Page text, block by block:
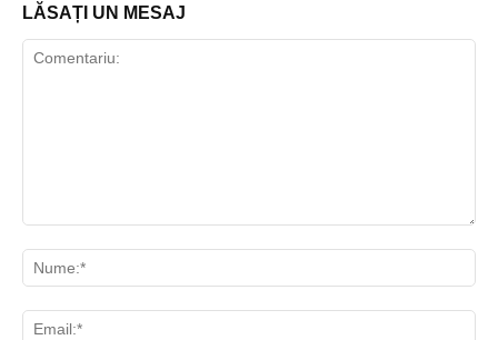
LĂSAȚI UN MESAJ